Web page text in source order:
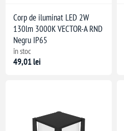
Corp de iluminat LED 2W
130lm 3000K VECTOR-A RND
Negru IP65
în stoc
49,01 lei